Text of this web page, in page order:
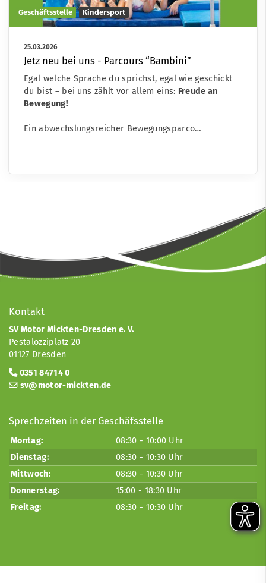
Geschäftsstelle Kindersport
25.03.2026
Jetz neu bei uns - Parcours “Bambini”
Egal welche Sprache du sprichst, egal wie geschickt
du bist – bei uns zählt vor allem eins: Freude an
Bewegung!
Ein abwechslungsreicher Bewegungsparco…
Kontakt
SV Motor Mickten-Dresden e. V.
Pestalozziplatz 20
01127 Dresden
0351 84714 0
sv@motor-mickten.de
Sprechzeiten in der Geschäfsstelle
Montag:
08:30 - 10:00 Uhr
Dienstag:
08:30 - 10:30 Uhr
Mittwoch:
08:30 - 10:30 Uhr
Donnerstag:
15:00 - 18:30 Uhr
Freitag:
08:30 - 10:30 Uhr